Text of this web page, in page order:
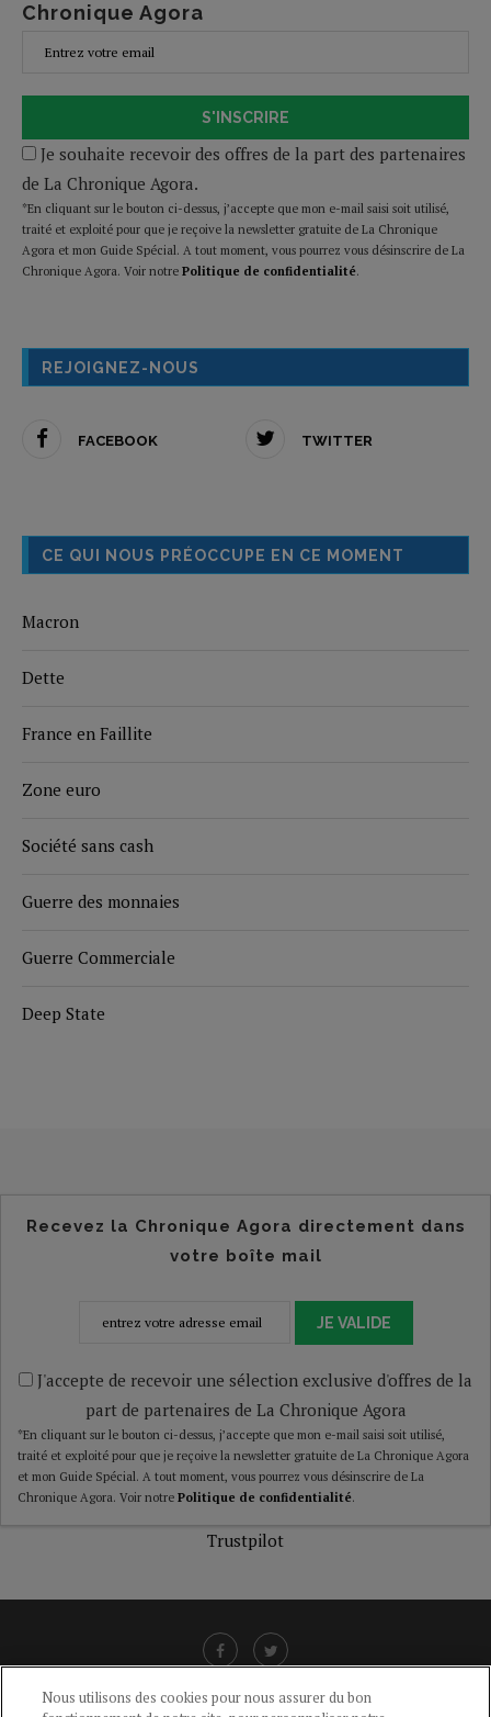
Chronique Agora
S'INSCRIRE
Je souhaite recevoir des offres de la part des partenaires
de La Chronique Agora.
*En cliquant sur le bouton ci-dessus, j’accepte que mon e-mail saisi soit utilisé,
traité et exploité pour que je reçoive la newsletter gratuite de La Chronique
Agora et mon Guide Spécial. A tout moment, vous pourrez vous désinscrire de La
Chronique Agora. Voir notre Politique de confidentialité.
REJOIGNEZ-NOUS
FACEBOOK TWITTER
CE QUI NOUS PRÉOCCUPE EN CE MOMENT
Macron
Dette
France en Faillite
Zone euro
Société sans cash
Guerre des monnaies
Guerre Commerciale
Deep State
Recevez la Chronique Agora directement dans
votre boîte mail
JE VALIDE
J'accepte de recevoir une sélection exclusive d'offres de la
part de partenaires de La Chronique Agora
*En cliquant sur le bouton ci-dessus, j’accepte que mon e-mail saisi soit utilisé,
traité et exploité pour que je reçoive la newsletter gratuite de La Chronique Agora
et mon Guide Spécial. A tout moment, vous pourrez vous désinscrire de La
Chronique Agora. Voir notre Politique de confidentialité.
Trustpilot
Nous utilisons des cookies pour nous assurer du bon